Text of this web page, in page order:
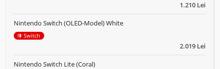
1.210 Lei
2.019 Lei
Nintendo Switch (OLED-Model) White
Switch
Nintendo Switch Lite (Coral)